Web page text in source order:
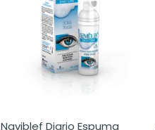
Naviblef Diario Espuma